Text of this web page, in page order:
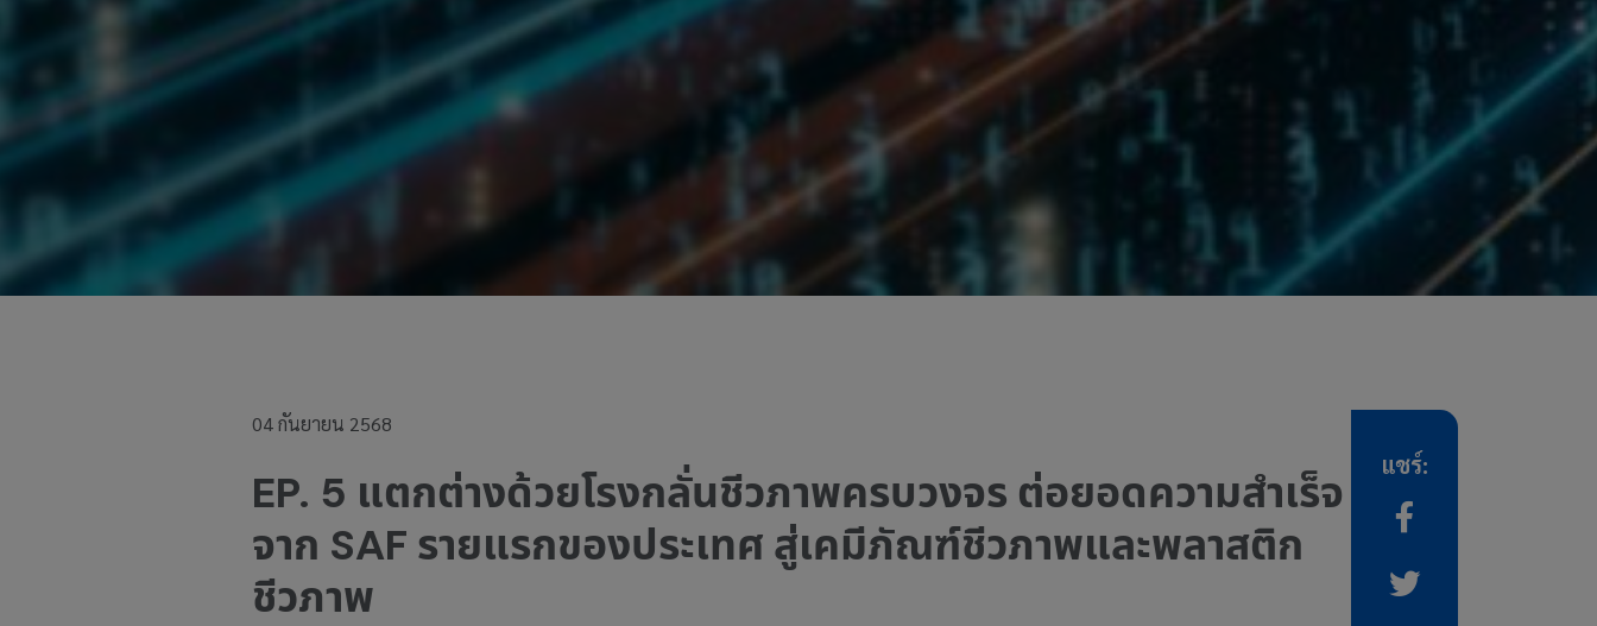
04 กันยายน 2568
EP. 5 แตกต่างด้วยโรงกลั่นชีวภาพครบวงจร ต่อยอดความสำเร็จ
จาก SAF รายแรกของประเทศ สู่เคมีภัณฑ์ชีวภาพและพลาสติก
ชีวภาพ
แชร์: